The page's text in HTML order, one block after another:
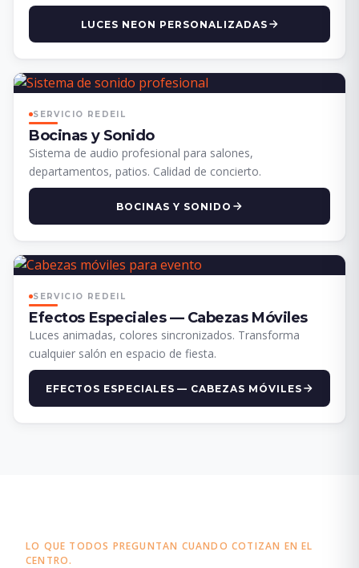
LUCES NEON PERSONALIZADAS
SERVICIO REDEIL
Bocinas y Sonido
Sistema de audio profesional para salones,
departamentos, patios. Calidad de concierto.
BOCINAS Y SONIDO
SERVICIO REDEIL
Efectos Especiales — Cabezas Móviles
Luces animadas, colores sincronizados. Transforma
cualquier salón en espacio de fiesta.
EFECTOS ESPECIALES — CABEZAS MÓVILES
LO QUE TODOS PREGUNTAN CUANDO COTIZAN EN EL
CENTRO.